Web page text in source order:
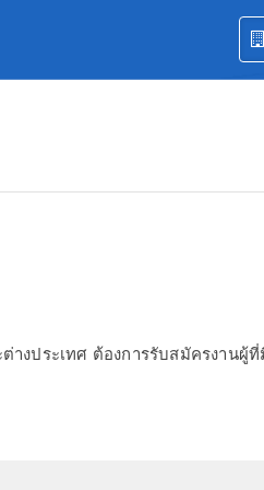
างประเทศ ต้องการรับสมัครงานผู้